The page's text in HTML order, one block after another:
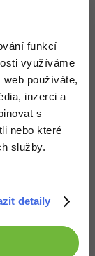
funkcí
využíváme
používáte,
inzerci a
s
nebo které
služby.
detaily
... DÍky!